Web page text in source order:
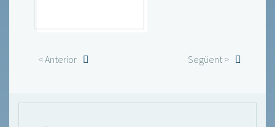
< Anterior Següent >